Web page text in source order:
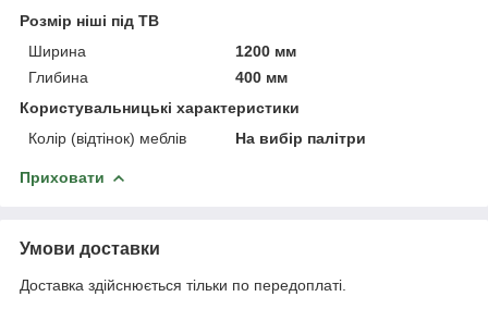
Розмір ніші під ТВ
Ширина
1200 мм
Глибина
400 мм
Користувальницькі характеристики
Колір (відтінок) меблів
На вибір палітри
Приховати
Умови доставки
Доставка здійснюється тільки по передоплаті.